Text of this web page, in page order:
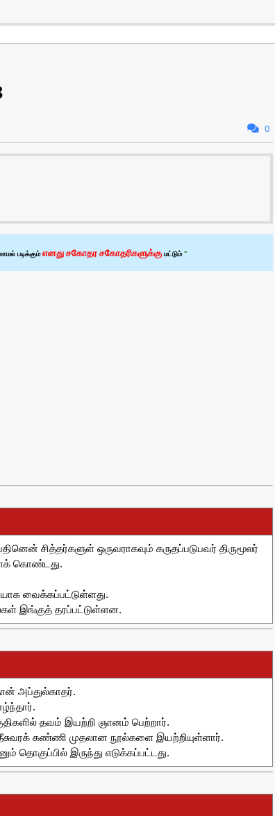
0
படிக்கும்எனது சகோதர சகோதரிகளுக்குமட்டும்”
சித்தர்களுள் ஒருவராகவும் கருதப்படுபவர் திருமூலர்
கொண்டது.
வைக்கப்பட்டுள்ளது.
இங்குத் தரப்பட்டுள்ளன.
அப்துல்காதர்.
தவம் இயற்றி ஞானம் பெற்றார்.
கண்ணி முதலான நூல்களை இயற்றியுள்ளார்.
தொகுப்பில் இருந்து எடுக்கப்பட்டது.